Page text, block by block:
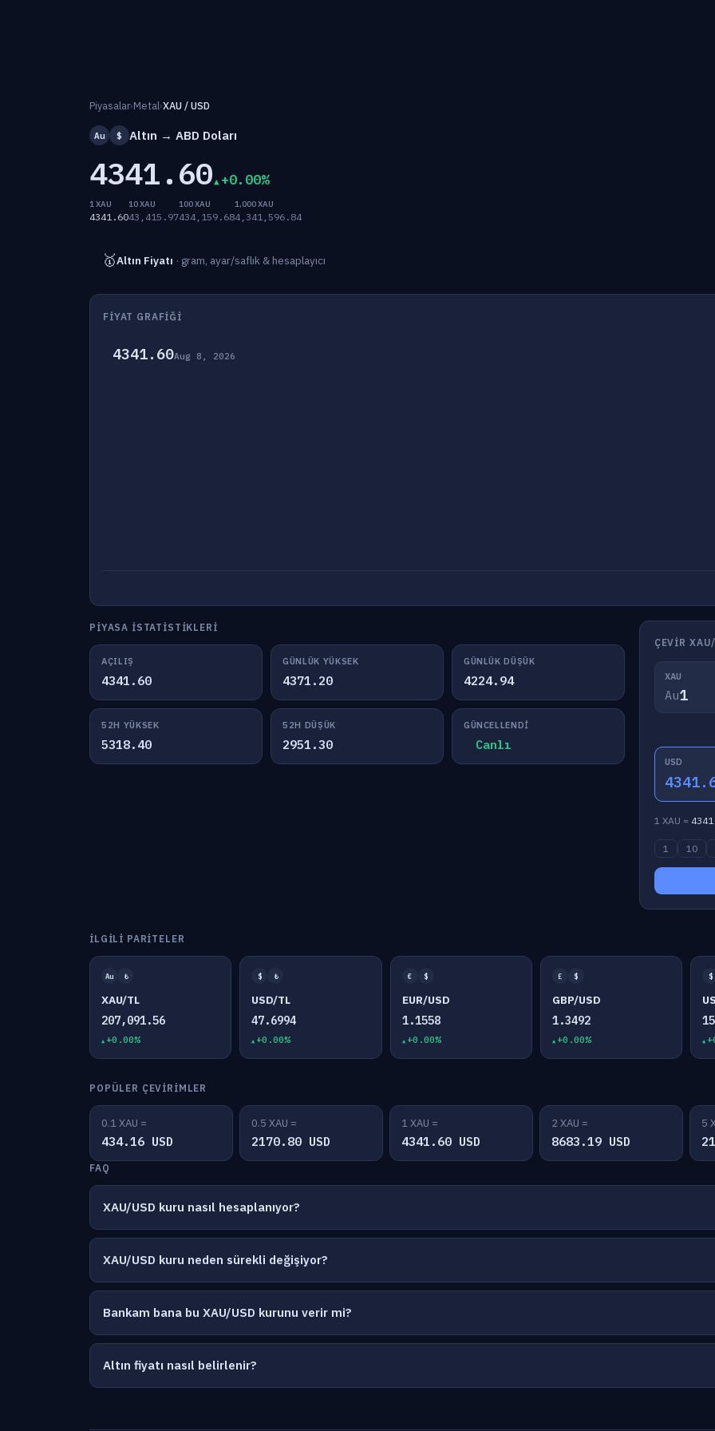
Piyasalar›Metal›XAU / USD
Au $ Altın → ABD Doları
4341.60 +0.00%
1 XAU
4341.60
10 XAU
43,415.97
100 XAU
434,159.68
1,000 XAU
4,341,596.84
🥇Altın Fiyatı · gram, ayar/saflık & hesaplayıcı
FIYAT GRAFIĞI
4341.60Aug 8, 2026
PIYASA İSTATISTIKLERI
AÇILIŞ
4341.60
GÜNLÜK YÜKSEK
4371.20
GÜNLÜK DÜŞÜK
4224.94
52H YÜKSEK
5318.40
52H DÜŞÜK
2951.30
GÜNCELLENDI
Canlı
ÇEVIR
XAU
Au
USD
1 XAU =
1 10
İLGILI PARITELER
Au ₺
XAU/TL
207,091.56
+0.00%
$ ₺
USD/TL
47.6994
+0.00%
€ $
EUR/USD
1.1558
+0.00%
£ $
GBP/USD
1.3492
+0.00%
$
POPÜLER ÇEVIRIMLER
0.1 XAU =
434.16 USD
0.5 XAU =
2170.80 USD
1 XAU =
4341.60 USD
2 XAU =
8683.19 USD
5
FAQ
XAU/USD kuru nasıl hesaplanıyor?
XAU/USD kuru neden sürekli değişiyor?
Bankam bana bu XAU/USD kurunu verir mi?
Altın fiyatı nasıl belirlenir?